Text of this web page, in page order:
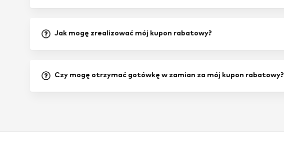
Jak mogę zrealizować mój kupon rabatowy?
Czy mogę otrzymać gotówkę w zamian za mój kupon rabatowy?